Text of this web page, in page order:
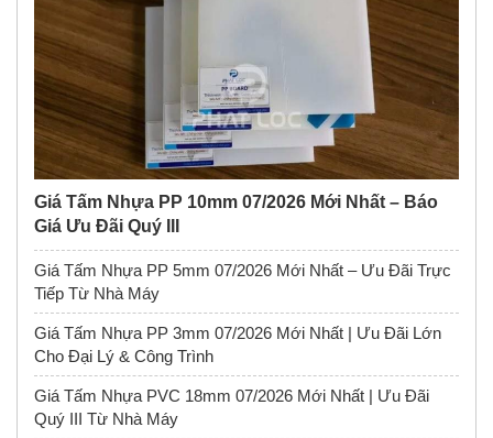
Giá Tấm Nhựa PP 10mm 07/2026 Mới Nhất – Báo
Giá Ưu Đãi Quý III
Giá Tấm Nhựa PP 5mm 07/2026 Mới Nhất – Ưu Đãi Trực
Tiếp Từ Nhà Máy
Giá Tấm Nhựa PP 3mm 07/2026 Mới Nhất | Ưu Đãi Lớn
Cho Đại Lý & Công Trình
Giá Tấm Nhựa PVC 18mm 07/2026 Mới Nhất | Ưu Đãi
Quý III Từ Nhà Máy